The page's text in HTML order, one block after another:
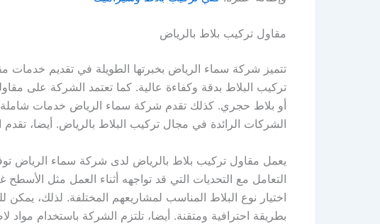
مقاول تركيب بلاط بالرياض
تتميز شركة سماء الرياض بخبرتها الطويلة في تقديم
تركيب البلاط بدقة وكفاءة عالية. كما تعتمد الشركة على
أو بلاط حجري. كذلك تقدم شركة سماء الرياض خدمات شاملة
الشركات الرائدة في مجال تركيب البلاط بالرياض. أيضا،
يعمل مقاول تركيب بلاط بالرياض لدى شركة سماء الرياض
التعامل مع التحديات التي قد تواجهه أثناء العمل مثل
اختيار نوع البلاط المناسب لمشاريعهم المختلفة. لذلك،
بطريقة احترافية ومتقنة. أيضا، تلتزم الشركة باستخدام